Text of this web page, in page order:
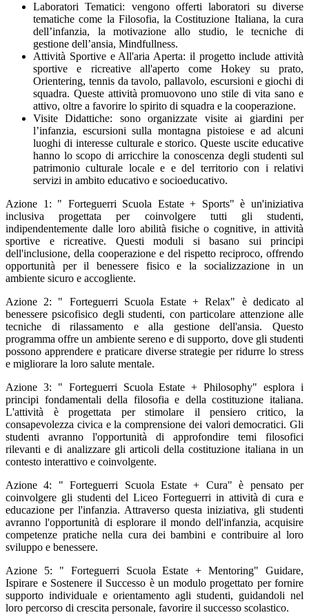
Laboratori Tematici: vengono offerti laboratori su diverse
tematiche come la Filosofia, la Costituzione Italiana, la cura
dell’infanzia, la motivazione allo studio, le tecniche di
gestione dell’ansia, Mindfullness.
Attività Sportive e All'aria Aperta: il progetto include attività
sportive e ricreative all'aperto come Hokey su prato,
Orientering, tennis da tavolo, pallavolo, escursioni e giochi di
squadra. Queste attività promuovono uno stile di vita sano e
attivo, oltre a favorire lo spirito di squadra e la cooperazione.
Visite Didattiche: sono organizzate visite ai giardini per
l’infanzia, escursioni sulla montagna pistoiese e ad alcuni
luoghi di interesse culturale e storico. Queste uscite educative
hanno lo scopo di arricchire la conoscenza degli studenti sul
patrimonio culturale locale e e del territorio con i relativi
servizi in ambito educativo e socioeducativo.
Azione 1: " Forteguerri Scuola Estate + Sports" è un'iniziativa
inclusiva progettata per coinvolgere tutti gli studenti,
indipendentemente dalle loro abilità fisiche o cognitive, in attività
sportive e ricreative. Questi moduli si basano sui principi
dell'inclusione, della cooperazione e del rispetto reciproco, offrendo
opportunità per il benessere fisico e la socializzazione in un
ambiente sicuro e accogliente.
Azione 2: " Forteguerri Scuola Estate + Relax" è dedicato al
benessere psicofisico degli studenti, con particolare attenzione alle
tecniche di rilassamento e alla gestione dell'ansia. Questo
programma offre un ambiente sereno e di supporto, dove gli studenti
possono apprendere e praticare diverse strategie per ridurre lo stress
e migliorare la loro salute mentale.
Azione 3: " Forteguerri Scuola Estate + Philosophy" esplora i
principi fondamentali della filosofia e della costituzione italiana.
L'attività è progettata per stimolare il pensiero critico, la
consapevolezza civica e la comprensione dei valori democratici. Gli
studenti avranno l'opportunità di approfondire temi filosofici
rilevanti e di analizzare gli articoli della costituzione italiana in un
contesto interattivo e coinvolgente.
Azione 4: " Forteguerri Scuola Estate + Cura" è pensato per
coinvolgere gli studenti del Liceo Forteguerri in attività di cura e
educazione per l'infanzia. Attraverso questa iniziativa, gli studenti
avranno l'opportunità di esplorare il mondo dell'infanzia, acquisire
competenze pratiche nella cura dei bambini e contribuire al loro
sviluppo e benessere.
Azione 5: " Forteguerri Scuola Estate + Mentoring" Guidare,
Ispirare e Sostenere il Successo è un modulo progettato per fornire
supporto individuale e orientamento agli studenti, guidandoli nel
loro percorso di crescita personale, favorire il successo scolastico.